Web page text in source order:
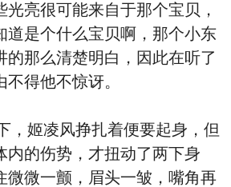
光亮很可能来自于那个宝贝，
道是个什么宝贝啊，那个小东
的那么清楚明白，因此在听了
得他不惊讶。
姬凌风挣扎着便要起身，但
内的伤势，才扭动了两下身
微微一颤，眉头一皱，嘴角再